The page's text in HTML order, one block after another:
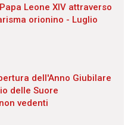
Leone XIV attraverso
orionino - Luglio
dell'Anno Giubilare
delle Suore
vedenti